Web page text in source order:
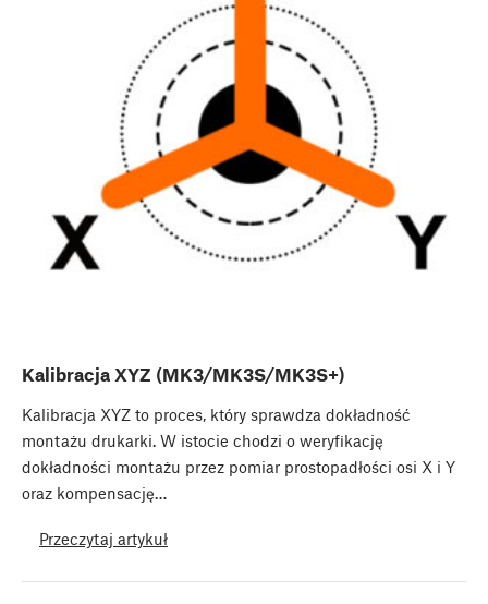
Kalibracja XYZ (MK3/MK3S/MK3S+)
Kalibracja XYZ to proces, który sprawdza dokładność
montażu drukarki. W istocie chodzi o weryfikację
dokładności montażu przez pomiar prostopadłości osi X i Y
oraz kompensację…
Przeczytaj artykuł